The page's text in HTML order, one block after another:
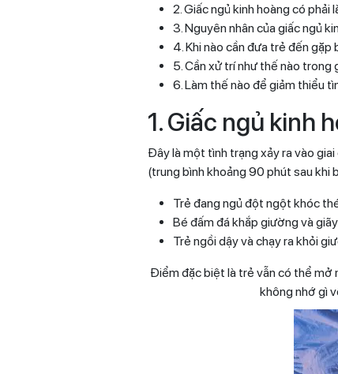
2. Giấc ngủ kinh hoàng có phải
3. Nguyên nhân của giấc ngủ
4. Khi nào cần đưa trẻ đến gặp
5. Cần xử trí như thế nào trong
6. Làm thế nào để giảm thiểu
1. Giấc ngủ kinh
Đây là một tình trạng xảy ra vào
(trung bình khoảng 90 phút sau khi
Trẻ đang ngủ đột ngột khóc
Bé đấm đá khắp giường và
Trẻ ngồi dậy và chạy ra khỏi
Điểm đặc biệt là trẻ vẫn có thể mở
không nhớ gì